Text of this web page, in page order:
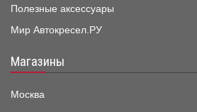
Полезные аксессуары
Мир Автокресел.РУ
Магазины
Москва